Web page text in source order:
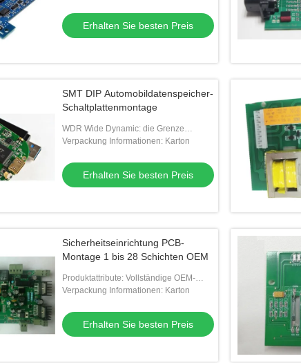
Erhalten Sie besten Preis
SMT DIP Automobildatenspeicher-
Schaltplattenmontage
WDR Wide Dynamic: die Grenze
zwischen hellem Licht und dunkler
Ausrüstung ausgestattet,
Verpackung Informationen: Karton
Erhalten Sie besten Preis
Sicherheitseinrichtung PCB-
Montage 1 bis 28 Schichten OEM
Produktattribute: Vollständige OEM-
Montage, die im eigenen Unternehmen
Anfragen werden
Verpackung Informationen: Karton
Erhalten Sie besten Preis